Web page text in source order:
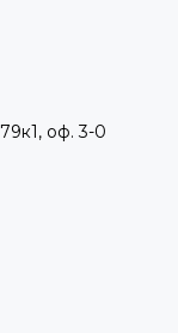
оф. 3-0